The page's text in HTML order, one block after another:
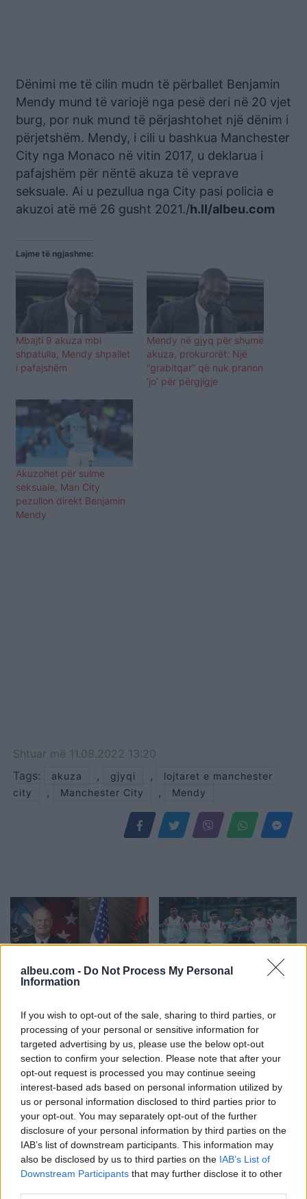
albeu.com - Do Not Process My Personal
Information
If you wish to opt-out of the sale, sharing to third parties, or
processing of your personal or sensitive information for
targeted advertising by us, please use the below opt-out
section to confirm your selection. Please note that after your
opt-out request is processed you may continue seeing
interest-based ads based on personal information utilized by
us or personal information disclosed to third parties prior to
your opt-out. You may separately opt-out of the further
disclosure of your personal information by third parties on the
IAB’s list of downstream participants. This information may
also be disclosed by us to third parties on the IAB’s List of
Downstream Participants that may further disclose it to other
Dënimi me të cilin mudn të përballet Benjamin
Mendy mund të variojë nga pesë deri në 20 vjet
burg, por nuk mund të përjashtohet një dënim i
përjetshëm. Mendy, i cili u bashkua Manchester
City nga Monaco në vitin 2017, u deklarua i
pafajshëm për nëntë akuza të veprave
seksuale. Ai u pezullua nga City pasi policia e
akuzoi atë më 26 gusht 2021./h.ll/albeu.com
Lajme të ngjashme:
Mbajti 9 akuza mbi
shpatulla, Mendy shpallet
i pafajshëm
Mendy në gjyq për shumë
akuza, prokurorët: Një
“grabitqar” që nuk pranon
‘jo’ për përgjigje
Akuzohet për sulme
seksuale, Man City
pezullon direkt Benjamin
Mendy
Shtuar më 11.08.2022 13:20
Tags:
akuza , gjyqi ,
lojtaret e manchester
city
, Manchester City , Mendy
SHBA-së në Shqipëri,
emërimi pret firmën e
Trump
Çota, ish-kapiten dhe ish-
trajner i Sopotit
Aksident fatal në Durrës,
makina përplas për vdekje
këmbësorin; drejtuesi
shoqërohet në polici
Kërcënim me bombë në
Milano, gjashtë qendra
tregtare zbrazen pas
mesazhit me email